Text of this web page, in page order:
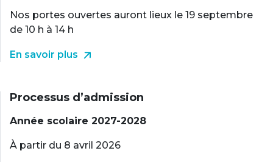
Nos portes ouvertes auront lieux le 19 septembre
de 10 h à 14 h
En savoir plus
Processus d’admission
Année scolaire 2027-2028
À partir du 8 avril 2026